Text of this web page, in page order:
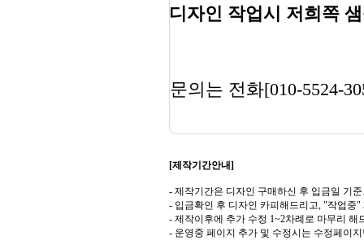
디자인 작업시 저희쪽
문의는 전화[010-5524-
[제작기간안내]
- 제작기간은 디자인 구매하신 후 입금일 기
- 입금확인 후 디자인 카피해드리고, "작업중
- 제작이후에 추가 수정 1~2차례로 마무리 해
- 운영중 페이지 추가 및 수정시는 수정페이